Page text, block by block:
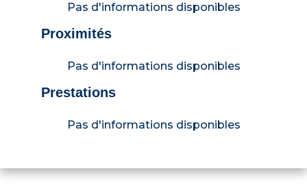
Pas d'informations disponibles
Proximités
Pas d'informations disponibles
Prestations
Pas d'informations disponibles